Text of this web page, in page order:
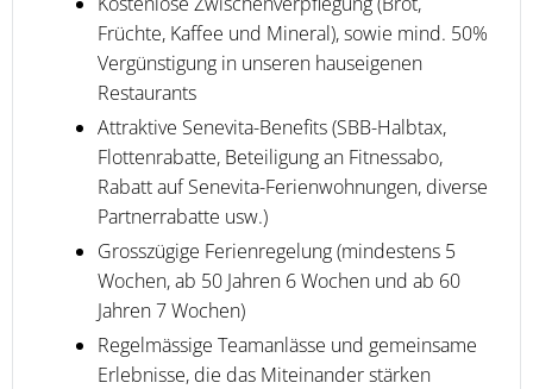
Früchte, Kaffee und Mineral), sowie mind. 50%
Vergünstigung in unseren hauseigenen
Restaurants
Attraktive Senevita-Benefits (SBB-Halbtax,
Flottenrabatte, Beteiligung an Fitnessabo,
Rabatt auf Senevita-Ferienwohnungen, diverse
Partnerrabatte usw.)
Grosszügige Ferienregelung (mindestens 5
Wochen, ab 50 Jahren 6 Wochen und ab 60
Jahren 7 Wochen)
Regelmässige Teamanlässe und gemeinsame
Erlebnisse, die das Miteinander stärken